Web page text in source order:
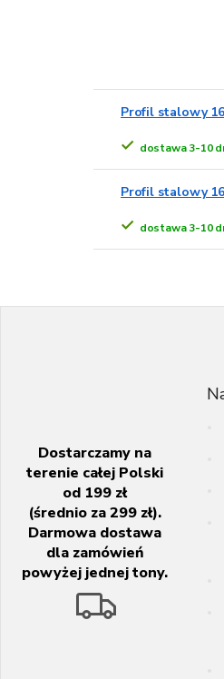
Profil stalowy
dostawa 3-10
Profil stalowy
dostawa 3-10
Dostarczamy na
terenie całej Polski
od 199 zł
(średnio za 299 zł).
Darmowa dostawa
dla zamówień
powyżej jednej tony.